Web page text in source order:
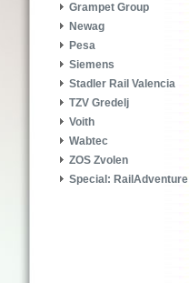
Grampet Group
Newag
Pesa
Siemens
Stadler Rail Valencia
TZV Gredelj
Voith
Wabtec
ZOS Zvolen
Special: RailAdventure